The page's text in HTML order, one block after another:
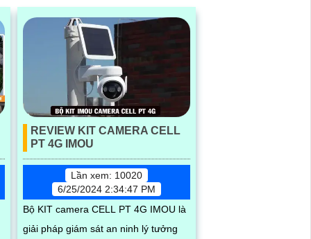
REVIEW KIT CAMERA CELL
PT 4G IMOU
Lần xem: 10020
6/25/2024 2:34:47 PM
Bộ KIT camera CELL PT 4G IMOU là
giải pháp giám sát an ninh lý tưởng